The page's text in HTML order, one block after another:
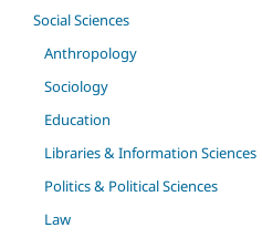
Social Sciences
Anthropology
Sociology
Education
Libraries & Information Sciences
Politics & Political Sciences
Law